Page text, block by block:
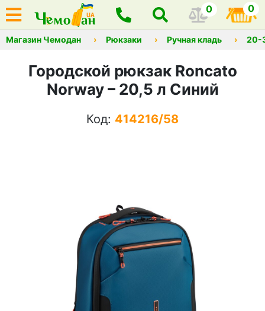
0 0
Магазин Чемодан Рюкзаки Ручная кладь 20-
Городской рюкзак Roncato
Norway – 20,5 л Синий
Код: 414216/58